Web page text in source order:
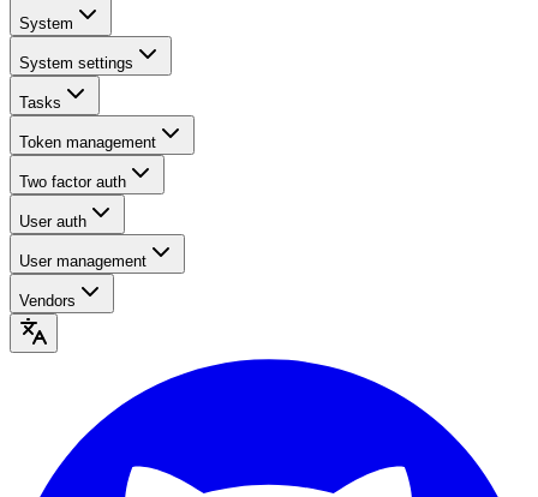
System
System settings
Tasks
Token management
Two factor auth
User auth
User management
Vendors